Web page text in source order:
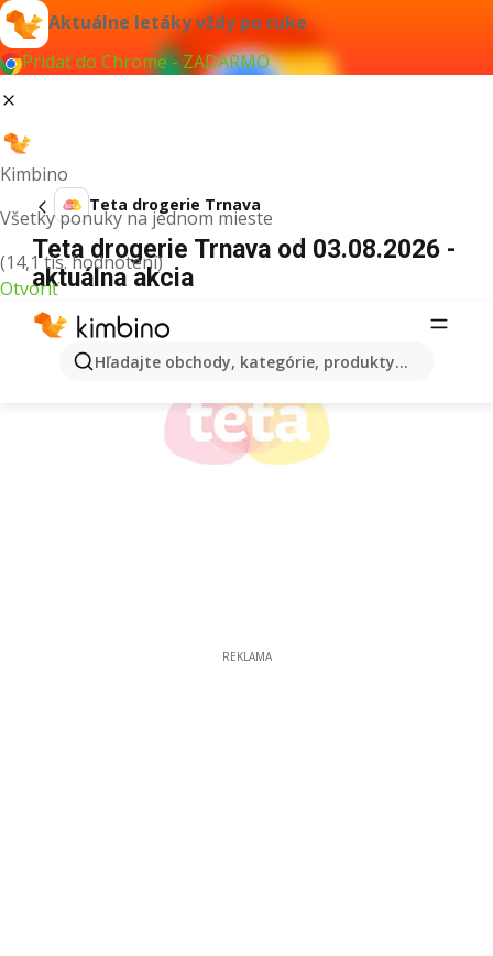
Aktuálne letáky vždy po ruke
Pridať do Chrome - ZADARMO
Kimbino
Všetky ponuky na jednom mieste
(14,1 tis. hodnotení)
Otvoriť
Hľadajte obchody, kategórie, produkty...
Teta drogerie Trnava
Teta drogerie Trnava od 03.08.2026 -
aktuálna akcia
REKLAMA